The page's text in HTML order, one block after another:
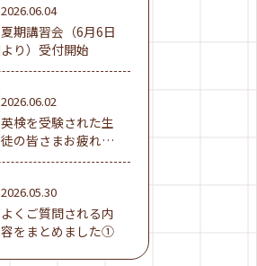
2026.06.04
夏期講習会（6月6日
より）受付開始
2026.06.02
英検を受験された生
徒の皆さまお疲れ様
でした！
2026.05.30
よくご質問される内
容をまとめました①